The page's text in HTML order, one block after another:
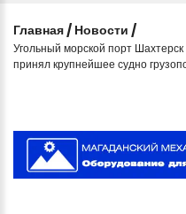
Главная / Новости /
Угольный морской порт
принял крупнейшее судно